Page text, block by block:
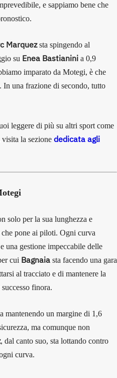
e sappiamo bene che
Marquezsta spingendo al
su Enea Bastianini a 0,9
imparato da Motegi, è che
In una frazione di secondo, tutto
leggere di più su altri sport come
la sezione dedicata agli
solo per la sua lunghezza e
pone ai piloti. Ogni curva
una gestione impeccabile delle
cui Bagnaia sta facendo una gara
al tracciato e di mantenere la
finora.
mantenendo un margine di 1,6
ma comunque non
, dal canto suo, sta lottando contro
curva.